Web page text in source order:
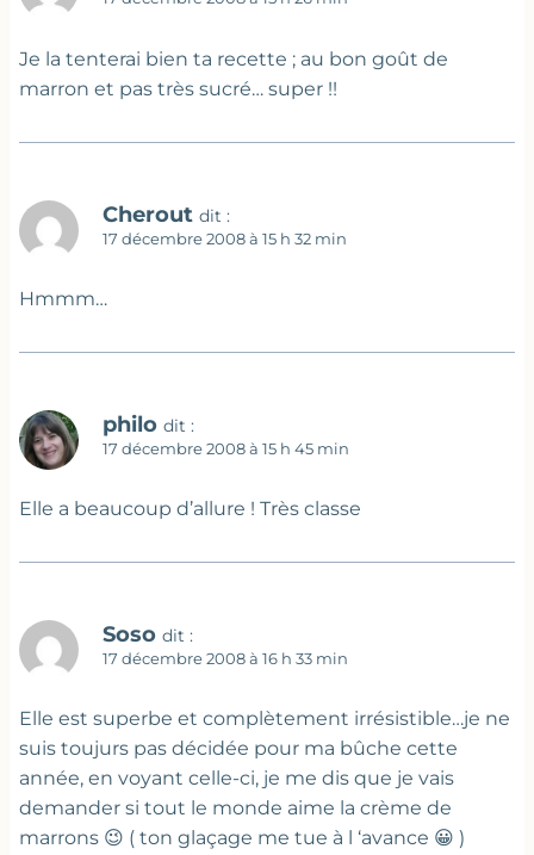
Je la tenterai bien ta recette ; au bon goût de
marron et pas très sucré… super !!
Cherout dit :
17 décembre 2008 à 15 h 32 min
Hmmm…
philo dit :
17 décembre 2008 à 15 h 45 min
Elle a beaucoup d’allure ! Très classe
Soso dit :
17 décembre 2008 à 16 h 33 min
Elle est superbe et complètement irrésistible…je ne
suis toujurs pas décidée pour ma bûche cette
année, en voyant celle-ci, je me dis que je vais
demander si tout le monde aime la crème de
marrons 😉 ( ton glaçage me tue à l ‘avance 😀 )